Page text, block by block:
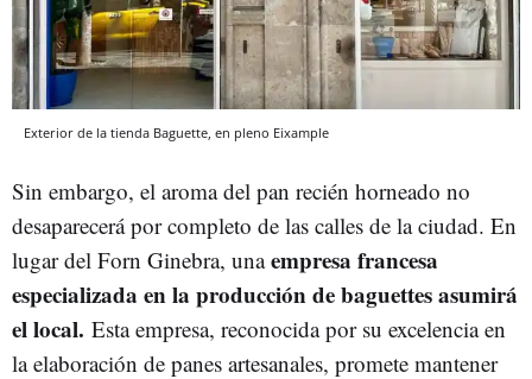
Exterior de la tienda Baguette, en pleno Eixample
Sin embargo, el aroma del pan recién horneado no
desaparecerá por completo de las calles de la ciudad. En
lugar del Forn Ginebra, unaempresa francesa
especializada en la producción de baguettes asumirá
el local. Esta empresa, reconocida por su excelencia en
la elaboración de panes artesanales, promete mantener